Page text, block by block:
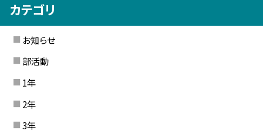
カテゴリ
お知らせ
部活動
1年
2年
3年